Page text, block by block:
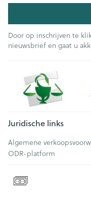
Door op inschrijven te
nieuwsbrief en gaat u
Juridische links
Algemene
ODR-platform